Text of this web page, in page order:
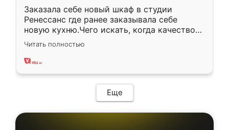
Заказала себе новый шкаф в студии
Ренессанс где ранее заказывала себе
новую кухню.Чего искать, когда качеством
вполне довольна. Служит кухня уже почти
два года, нареканий нет.
Читать полностью
Еще